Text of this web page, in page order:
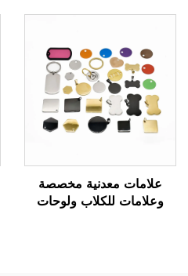
ملحق تركيب ضوئي
علامات معدنية مخصصة
وعلامات للكلاب ولوحات